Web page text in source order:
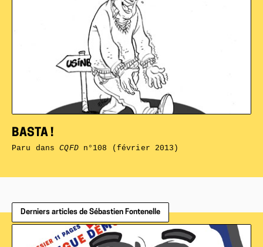
BASTA !
Paru dansCQFDn°108 (février 2013)
Derniers articles de Sébastien Fontenelle